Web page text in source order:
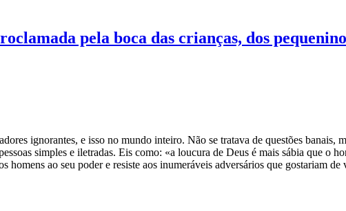
pela boca das crianças, dos
ignorantes, e isso no mundo inteiro. Não se tratava de questões
simples e iletradas. Eis como: «a loucura de Deus é mais sábia que o
homens ao seu poder e resiste aos inumeráveis adversários que gostariam